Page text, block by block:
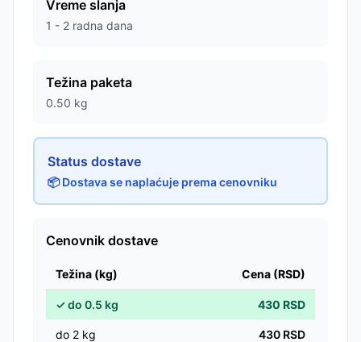
Vreme slanja
1 - 2 radna dana
Težina paketa
0.50 kg
Status dostave
📦 Dostava se naplaćuje prema cenovniku
Cenovnik dostave
Težina (kg) Cena (RSD)
✓do 0.5 kg 430 RSD
do 2 kg 430 RSD